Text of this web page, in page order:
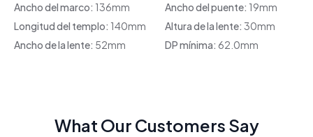
Ancho del marco: 136mm Ancho del puente: 19mm
Longitud del templo: 140mm Altura de la lente: 30mm
Ancho de la lente: 52mm DP mínima: 62.0mm
What Our Customers Say